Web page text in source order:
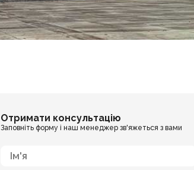
Отримати консультацію
Заповніть форму і наш менеджер зв'яжеться з вами